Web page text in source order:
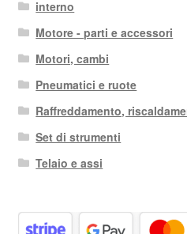
interno
Motore - parti e accessori
Motori, cambi
Pneumatici e ruote
Raffreddamento,
Set di strumenti
Telaio e assi